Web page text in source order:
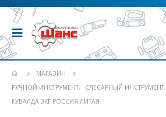
МАГАЗИН
РУЧНОЙ ИНСТРУМЕНТ, СЛЕСАРНЫЙ ИНСТРУМЕНТ,
КУВАЛДА 3КГ РОССИЯ ЛИТАЯ